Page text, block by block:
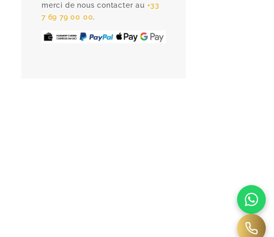
merci de nous contacter au +33
7 69 79 00 00.